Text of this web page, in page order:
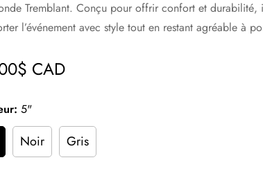
Tremblant. Conçu pour offrir confort et durabilité,
l’événement avec style tout en restant agréable à
CAD
5"
Noir Gris